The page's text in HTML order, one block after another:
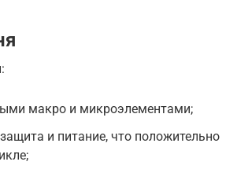
макро и микроэлементами;
и питание, что положительно